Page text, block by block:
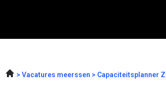
Vacatures meerssen Capaciteitsplanner